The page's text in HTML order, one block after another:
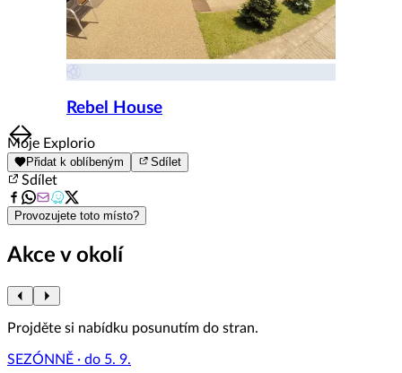
Rebel House
Item
1
of
8
Moje Explorio
Přidat k oblíbeným Sdílet
Sdílet
Provozujete toto místo?
Akce v okolí
Projděte si nabídku posunutím do stran.
SEZÓNNĚ · do 5. 9.